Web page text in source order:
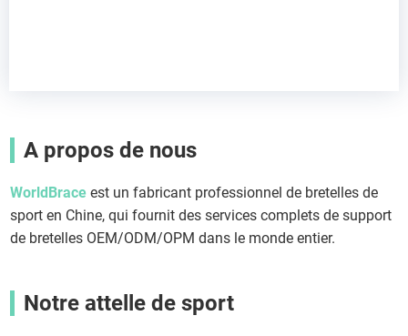
A propos de nous
WorldBrace est un fabricant professionnel de bretelles de
sport en Chine, qui fournit des services complets de support
de bretelles OEM/ODM/OPM dans le monde entier.
Notre attelle de sport